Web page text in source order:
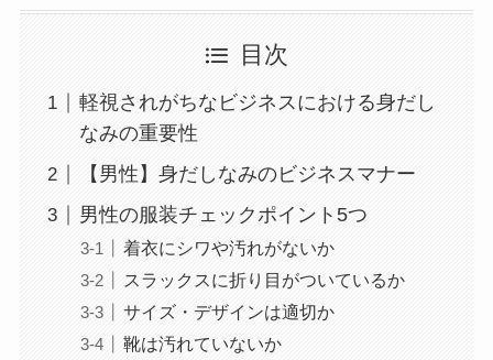
目次
軽視されがちなビジネスにおける身だし
なみの重要性
【男性】身だしなみのビジネスマナー
男性の服装チェックポイント5つ
着衣にシワや汚れがないか
スラックスに折り目がついているか
サイズ・デザインは適切か
靴は汚れていないか